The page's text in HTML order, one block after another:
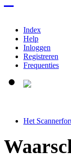
Index
Help
Inloggen
Registreren
Frequenties
Het